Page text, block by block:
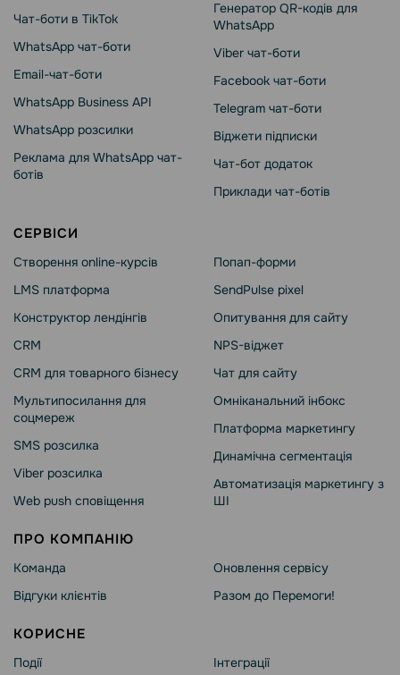
Чат-боти в TikTok
WhatsApp чат-боти
Email-чат-боти
WhatsApp Business API
WhatsApp розсилки
Реклама для WhatsApp чат-
ботів
Генератор QR-кодів для
WhatsApp
Viber чат-боти
Facebook чат-боти
Telegram чат-боти
Віджети підписки
Чат-бот додаток
Приклади чат-ботів
СЕРВІСИ
Створення online-курсів
LMS платформа
Конструктор лендінгів
CRM
CRM для товарного бізнесу
Мультипосилання для
соцмереж
SMS розсилка
Viber розсилка
Web push сповіщення
Попап-форми
SendPulse pixel
Опитування для сайту
NPS-віджет
Чат для сайту
Омніканальний інбокс
Платформа маркетингу
Динамічна сегментація
Автоматизація маркетингу з
ШІ
ПРО КОМПАНІЮ
Команда
Відгуки клієнтів
Оновлення сервісу
Разом до Перемоги!
КОРИСНЕ
Події
Інтеграції